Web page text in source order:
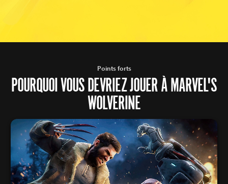
Points forts
POURQUOI VOUS DEVRIEZ JOUER À MARVEL'S
WOLVERINE